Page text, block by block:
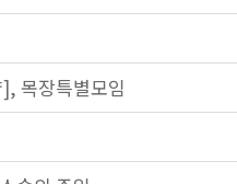
목장특별모임